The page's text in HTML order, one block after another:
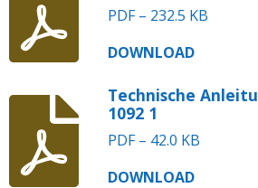
PDF – 232.5 KB
DOWNLOAD
Technische
1092 1
PDF – 42.0 KB
DOWNLOAD